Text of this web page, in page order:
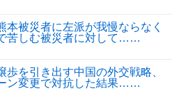
本被災者に左派が我慢ならなく
苦しむ被災者に対して……
歩を引き出す中国の外交戦略、
ン変更で対抗した結果……